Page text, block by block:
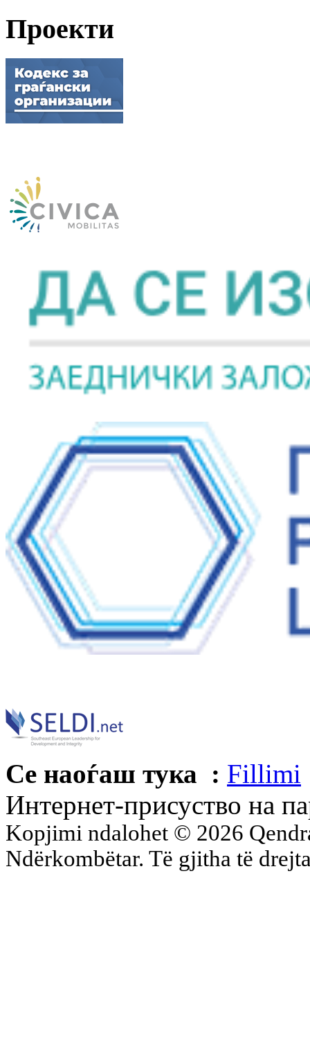
Проекти
Се наоѓаш тука : Fillimi
Интернет-присуство на
Kopjimi ndalohet © 2026
Ndërkombëtar. Të gjitha të